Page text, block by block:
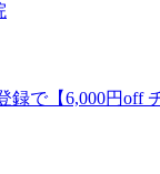
録で【6,000円off